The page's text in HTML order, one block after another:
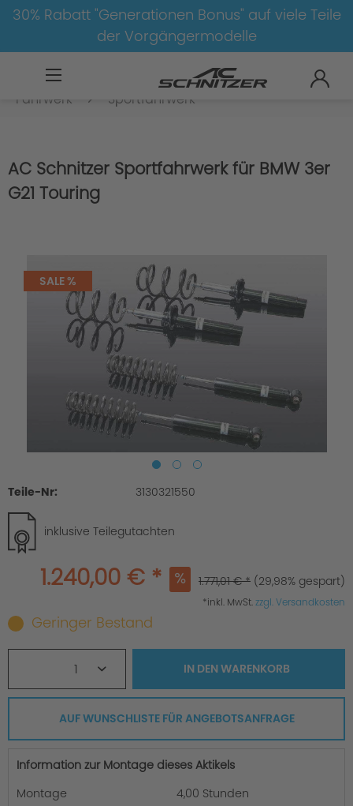
30% Rabatt "Generationen Bonus" auf viele Teile
der Vorgängermodelle
3er-G20/G21
Fahrwerk
Sportfahrwerk
AC Schnitzer Sportfahrwerk für BMW 3er
G21 Touring
SALE %
Teile-Nr: 3130321550
inklusive Teilegutachten
1.240,00 € * 1.771,01 € * (29,98% gespart)
*inkl. MwSt.zzgl. Versandkosten
Geringer Bestand
1 IN DENWARENKORB
AUF WUNSCHLISTE FÜR ANGEBOTSANFRAGE
Information zur Montage dieses Aktikels
Montage
4,00 Stunden